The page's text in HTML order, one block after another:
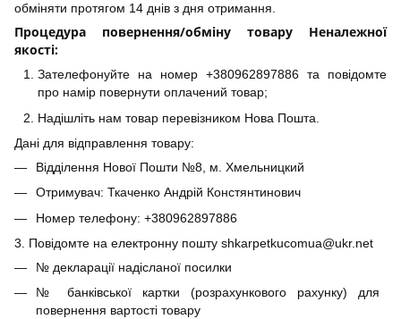
обміняти протягом 14 днів з дня отримання.
Процедура повернення/обміну товару Неналежної
якості:
Зателефонуйте на номер +380962897886 та повідомте
про намір повернути оплачений товар;
Надішліть нам товар перевізником Нова Пошта.
Дані для відправлення товару:
Відділення Нової Пошти №8, м. Хмельницкий
Отримувач: Ткаченко Андрій Констянтинович
Номер телефону: +380962897886
3. Повідомте на електронну пошту shkarpetkucomua@ukr.net
№ декларації надісланої посилки
№ банківської картки (розрахункового рахунку) для
повернення вартості товару